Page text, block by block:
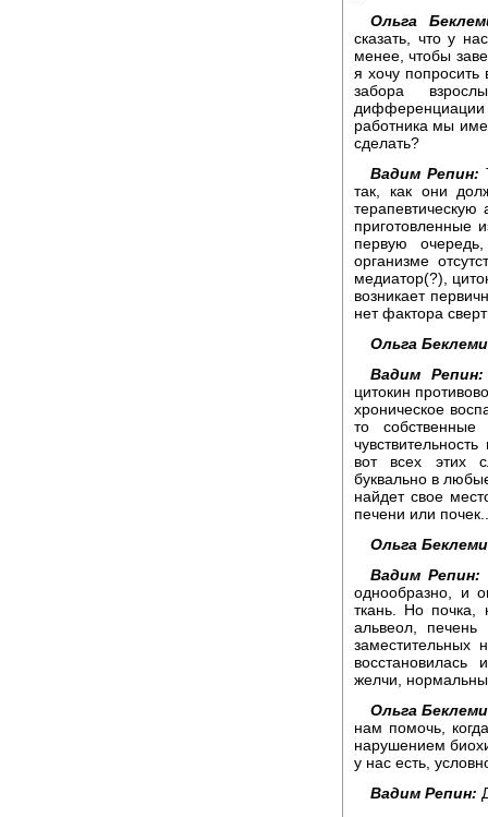
Ольга
сказать, что у
менее, чтобы
я хочу попросить
забора
работника мы
сделать?
Вадим Репин:
так, как они
приготовленные
первую
организме
медиатор(?),
возникает
нет фактора
Ольга
Вадим Репин:
цитокин
хроническое
то
вот всех этих
буквально в
найдет свое
печени или
Ольга
Вадим Репин:
однообразно, и
ткань. Но почка,
альвеол,
заместительных
восстановилась
желчи,
Ольга
нам помочь,
нарушением
у нас есть,
Вадим Репин: